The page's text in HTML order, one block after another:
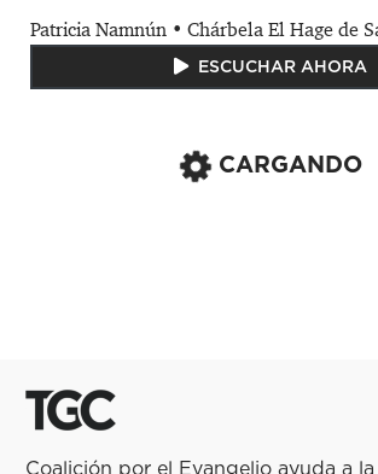
​Patricia Namnún • Chárbela El Hage de
ESCUCHAR AHORA
CARGANDO
Coalición por el Evangelio ayuda a